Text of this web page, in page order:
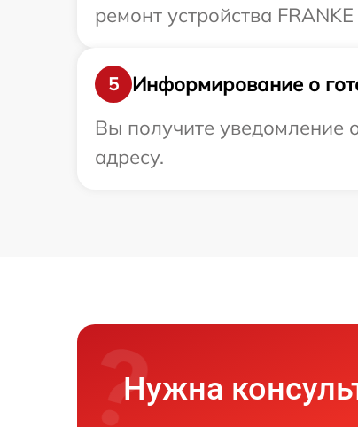
ремонт устройства
5
Информирование о
Вы получите уведомление
адресу.
Нужна